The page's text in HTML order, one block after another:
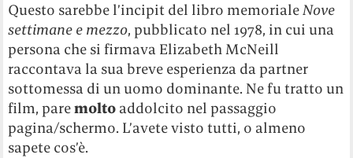
Questo sarebbe l’incipit del libro memorialeNove
settimane e mezzo, pubblicato nel 1978, in cui una
persona che si firmava Elizabeth McNeill
raccontava la sua breve esperienza da partner
sottomessa di un uomo dominante. Ne fu tratto un
film, paremolto addolcito nel passaggio
pagina/schermo. L’avete visto tutti, o almeno
sapete cos’è.